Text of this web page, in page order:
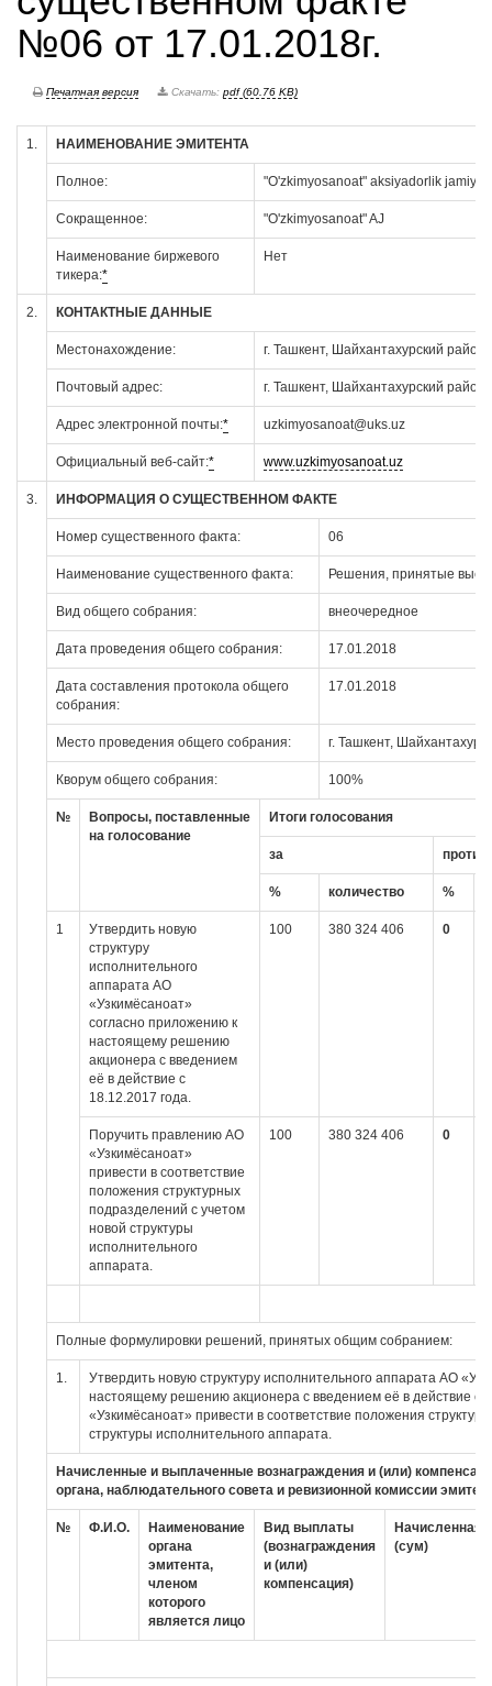
№06 от 17.01.2018г.
Печатная версия Скачать: pdf (60.76 KB)
1. НАИМЕНОВАНИЕ ЭМИТЕНТА
Полное: "O'zkimyosanoat" aksiyadorlik jamiyati
Сокращенное: "O'zkimyosanoat" AJ
Наименование биржевого
тикера:*
Нет
2. КОНТАКТНЫЕ ДАННЫЕ
Местонахождение: г. Ташкент, Шайхантахурский
Почтовый адрес: г. Ташкент, Шайхантахурский
Адрес электронной почты:* uzkimyosanoat@uks.uz
Официальный веб-сайт:* www.uzkimyosanoat.uz
3. ИНФОРМАЦИЯ О СУЩЕСТВЕННОМ ФАКТЕ
Номер существенного факта: 06
Наименование существенного факта: Решения, принятые
Вид общего собрания: внеочередное
Дата проведения общего собрания: 17.01.2018
Дата составления протокола общего
собрания:
17.01.2018
Место проведения общего собрания: г. Ташкент,
Кворум общего собрания: 100%
№
Вопросы, поставленные
на голосование
Итоги голосования
за против
% количество %
1
Утвердить новую
структуру
исполнительного
аппарата АО
«Узкимёсаноат»
согласно приложению к
настоящему решению
акционера с введением
её в действие с
18.12.2017 года.
100 380 324 406 0
Поручить правлению АО
«Узкимёсаноат»
привести в соответствие
положения структурных
подразделений с учетом
новой структуры
исполнительного
аппарата.
100 380 324 406 0
Полные формулировки решений, принятых общим собранием:
1.
Утвердить новую структуру исполнительного аппарата АО
настоящему решению акционера с введением её в действие с
«Узкимёсаноат» привести в соответствие положения
структуры исполнительного аппарата.
Начисленные и выплаченные вознаграждения и (или)
органа, наблюдательного совета и ревизионной комиссии
№ Ф.И.О.
Наименование
органа
эмитента,
членом
которого
является лицо
Вид выплаты
(вознаграждения
и (или)
компенсация)
Начисленная
(сум)